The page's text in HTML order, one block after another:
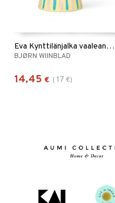
Eva Kynttilänjalka vaaleansininen 9,5cm
BJØRN WIINBLAD
14,45 € ( 17 €)